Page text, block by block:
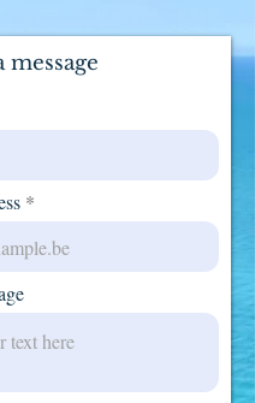
message